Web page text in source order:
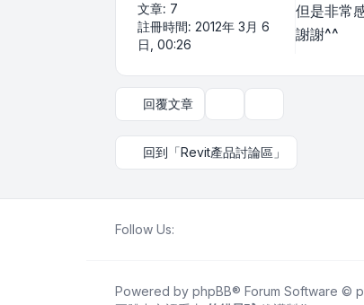
文章: 7
註冊時間: 2012年 3月 6
日, 00:26
但是非常
謝謝^^
回覆文章
回到「Revit產品討論區」
Follow Us:
Powered by phpBB® Forum Software ©